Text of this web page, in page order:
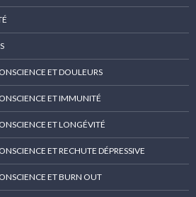
ET DOULEURS
ET IMMUNITÉ
ET LONGÉVITÉ
ET RECHUTE DÉPRESSIVE
ET BURN OUT